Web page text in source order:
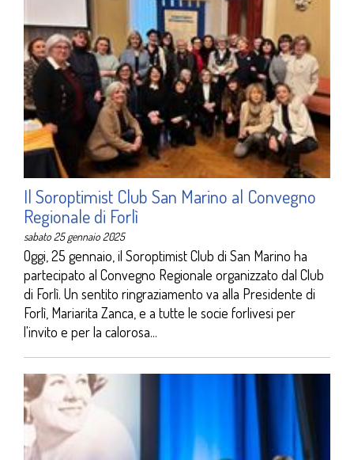
Il Soroptimist Club San Marino al Convegno
Regionale di Forlì
sabato 25 gennaio 2025
Oggi, 25 gennaio, il Soroptimist Club di San Marino ha
partecipato al Convegno Regionale organizzato dal Club
di Forlì. Un sentito ringraziamento va alla Presidente di
Forlì, Mariarita Zanca, e a tutte le socie forlivesi per
l'invito e per la calorosa...